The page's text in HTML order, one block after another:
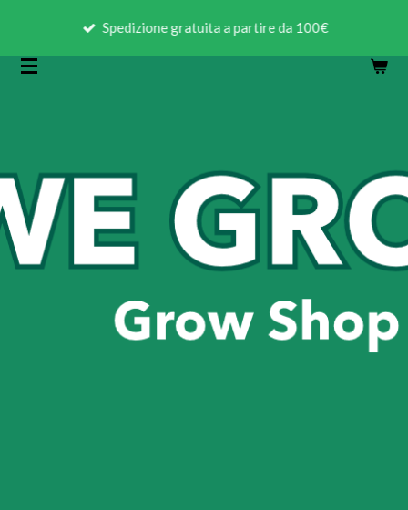
contenuto
Spedizione gratuita a partire da 100€